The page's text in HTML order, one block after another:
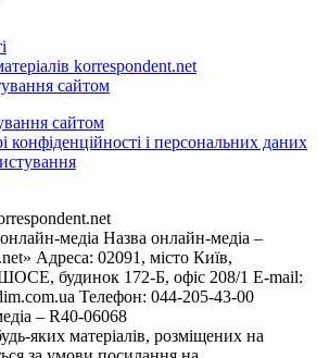
korrespondent.net
сайтом
сайтом
конфіденційності і персональних даних
медіа Назва онлайн-медіа –
Адреса: 02091, місто Київ,
будинок 172-Б, офіс 208/1 E-mail:
Телефон: 044-205-43-00
– R40-06068
яких матеріалів, розміщених на